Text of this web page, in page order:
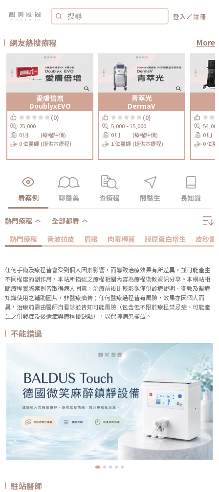
登入 ／註冊
網友熱搜療程 More
愛膚倍增
DoublyxEVO
(0)
25,000
0 則
(療程評價)
0 位醫師 (提供本療程)
青萃光
DermaV
(0)
5,000 ~ 15,000
0 則
(療程評價)
1 位醫師(提供本療程)
54,000
0 則
0 位醫
看案例 聊醫美 查療程 問醫生 長知識
熱門療程
全部都看
熱門療程
音波拉皮 眉眼 肉毒桿菌 膠原蛋白增生 皮秒雷
任何手術及療程皆會受到個人因素影響，而導致治療效果有所差異，並可能產生
不同程度的副作用，本站所描述之療程相關內容為療程衛教資訊分享。本網站相
關療程實際案例皆取得病人同意，治療前後比較影像僅供診療說明、衛教及醫療
知識使用之輔助圖片，非醫療廣告；任何醫療過程皆有風險，效果亦因個人而
異，治療前需由醫師自看診並告知可能風險（包含但不限於療程禁忌症、可能產
生之併發症及後遺症與療程優缺點），以保障病患權益。
不能錯過
駐站醫師